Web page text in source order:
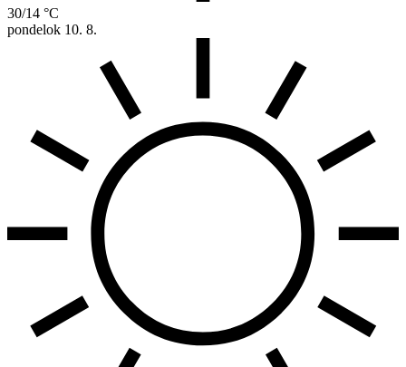
30/14 °C
pondelok 10. 8.